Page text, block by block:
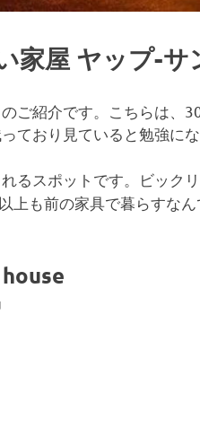
家屋 ヤップ-
ご紹介です。こちらは、
ており見ていると勉強にな
るスポットです。ビック
上も前の家具で暮らすな